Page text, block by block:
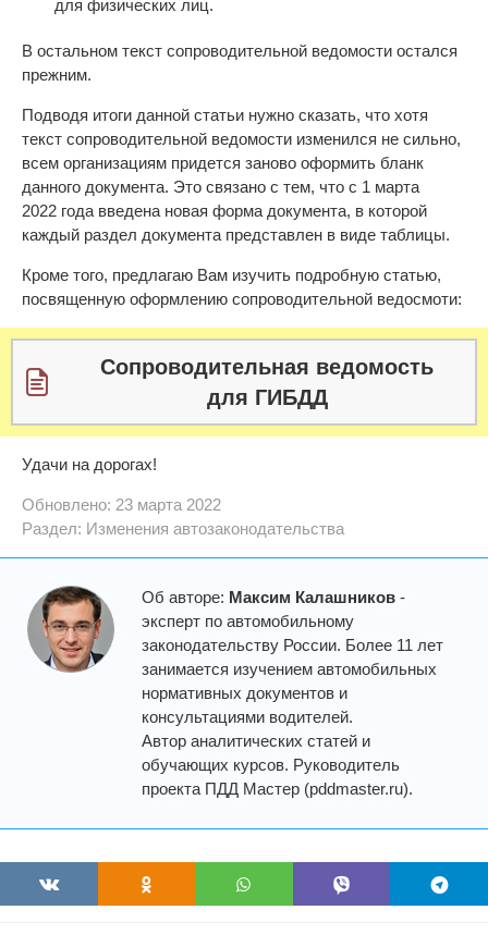
для физических лиц.
В остальном текст сопроводительной ведомости остался
прежним.
Подводя итоги данной статьи нужно сказать, что хотя
текст сопроводительной ведомости изменился не сильно,
всем организациям придется заново оформить бланк
данного документа. Это связано с тем, что с 1 марта
2022 года введена новая форма документа, в которой
каждый раздел документа представлен в виде таблицы.
Кроме того, предлагаю Вам изучить подробную статью,
посвященную оформлению сопроводительной ведосмоти:
Сопроводительная ведомость
для ГИБДД
Удачи на дорогах!
Обновлено: 23 марта 2022
Раздел: Изменения автозаконодательства
Об авторе: Максим Калашников -
эксперт по автомобильному
законодательству России. Более 11 лет
занимается изучением автомобильных
нормативных документов и
консультациями водителей.
Автор аналитических статей и
обучающих курсов. Руководитель
проекта ПДД Мастер (pddmaster.ru).